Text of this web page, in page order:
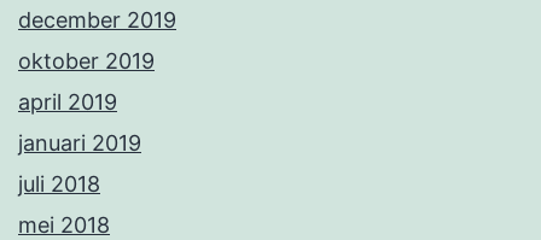
december 2019
oktober 2019
april 2019
januari 2019
juli 2018
mei 2018